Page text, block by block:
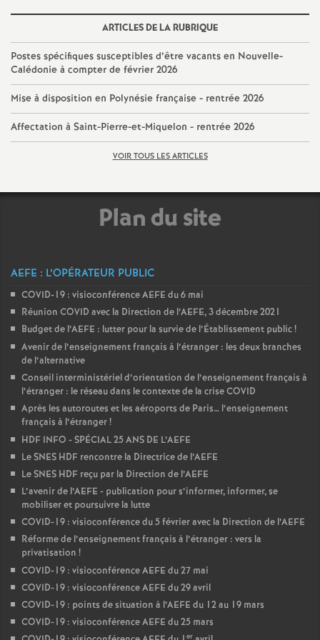
é
O
r
l
s
T
o
u
ARTICLES DE LA RUBRIQUE
Postes spécifiques susceptibles d’être vacants en Nouvelle-
Calédonie à compter de février 2026
Mise à disposition en Polynésie française - rentrée 2026
Affectation à Saint-Pierre-et-Miquelon - rentrée 2026
VOIR TOUS LES ARTICLES
Plan du site
AEFE : L’OPÉRATEUR PUBLIC
COVID-19 : visioconférence AEFE du 6 mai
Réunion COVID avec la Direction de l’AEFE, 3 décembre 2021
Budget de l’AEFE : lutter pour la survie de l’Établissement public!
Avenir de l’enseignement français à l’étranger : les deux branches
de l’alternative
Conseil interministériel d’orientation de l’enseignement français à
l’étranger : le réseau dans le contexte de la crise COVID
Après les autoroutes et les aéroports de Paris… l’enseignement
français à l’étranger!
HDF INFO - SPÉCIAL 25 ANS DE L’AEFE
Le SNES HDF rencontre la Directrice de l’AEFE
Le SNES HDF reçu par la Direction de l’AEFE
L’avenir de l’AEFE - publication pour s’informer, informer, se
mobiliser et poursuivre la lutte
COVID-19 : visioconférence du 5 février avec la Direction de l’AEFE
Réforme de l’enseignement français à l’étranger : vers la
privatisation !
COVID-19 : visioconférence AEFE du 27 mai
COVID-19 : visioconférence AEFE du 29 avril
COVID-19 : points de situation à l’AEFE du 12 au 19 mars
COVID-19 : visioconférence AEFE du 25 mars
er